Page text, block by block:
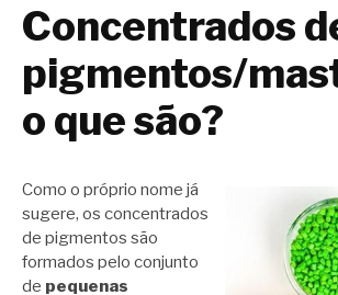
Concentrados
pigmentos/
o que são?
Como o próprio nome já
sugere, os concentrados
de pigmentos são
formados pelo conjunto
de pequenas